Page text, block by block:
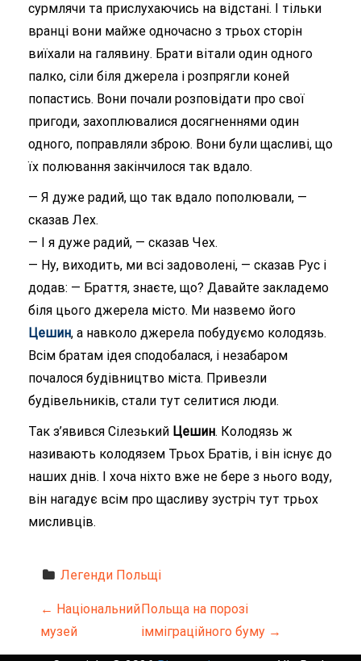
сурмлячи та прислухаючись на відстані. І тільки
вранці вони майже одночасно з трьох сторін
виїхали на галявину. Брати вітали один одного
палко, сіли біля джерела і розпрягли коней
попастись. Вони почали розповідати про свої
пригоди, захоплювалися досягненнями один
одного, поправляли зброю. Вони були щасливі, що
їх полювання закінчилося так вдало.
— Я дуже радий, що так вдало пополювали, —
сказав Лех.
— І я дуже радий, — сказав Чех.
— Ну, виходить, ми всі задоволені, — сказав Рус і
додав: — Браття, знаєте, що? Давайте закладемо
біля цього джерела місто. Ми назвемо його
Цешин, а навколо джерела побудуємо колодязь.
Всім братам ідея сподобалася, і незабаром
почалося будівництво міста. Привезли
будівельників, стали тут селитися люди.
Так з’явився Сілезький Цешин. Колодязь ж
називають колодязем Трьох Братів, і він існує до
наших днів. І хоча ніхто вже не бере з нього воду,
він нагадує всім про щасливу зустріч тут трьох
мисливців.
Легенди Польщі
Н
а
← Національний
музей
Польща на порозі
імміграційного буму →